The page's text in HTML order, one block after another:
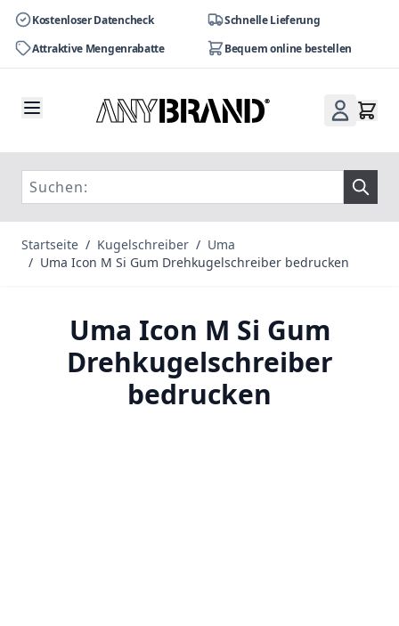
Kostenloser Datencheck
Schnelle Lieferung
Attraktive Mengenrabatte
Bequem online bestellen
Startseite / Kugelschreiber / Uma
/ Uma Icon M Si Gum Drehkugelschreiber bedrucken
Uma Icon M Si Gum
Drehkugelschreiber
bedrucken